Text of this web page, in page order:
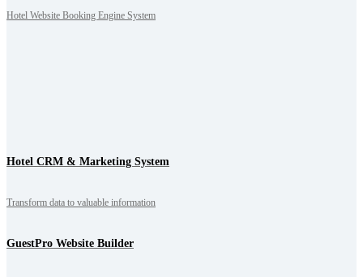
Hotel Website Booking Engine System
Hotel CRM & Marketing System
Transform data to valuable information
GuestPro Website Builder